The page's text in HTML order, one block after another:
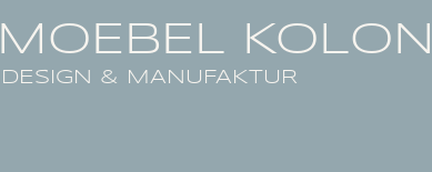
MOEBEL
DESIGN & MANUFAKTUR